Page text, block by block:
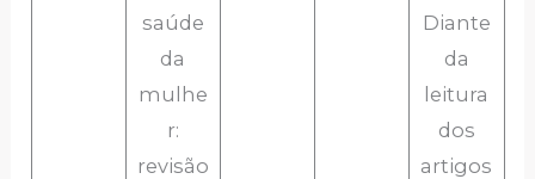
saúde
da
mulhe
r:
revisão
Diante
da
leitura
dos
artigos